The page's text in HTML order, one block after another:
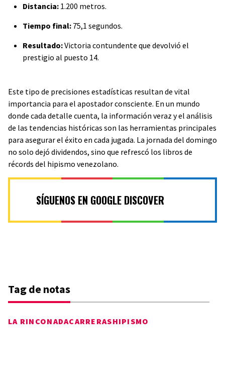
Distancia:1.200 metros.
Tiempo final:75,1 segundos.
Resultado:Victoria contundente que devolvió el
prestigio al puesto 14.
Este tipo de precisiones estadísticas resultan de vital
importancia para el apostador consciente. En un mundo
donde cada detalle cuenta, la información veraz y el análisis
de las tendencias históricas son las herramientas principales
para asegurar el éxito en cada jugada. La jornada del domingo
no solo dejó dividendos, sino que refrescó los libros de
récords del hipismo venezolano.
SÍGUENOS EN GOOGLE DISCOVER
Tag de notas
LA RINCONADACARRERASHIPISMO